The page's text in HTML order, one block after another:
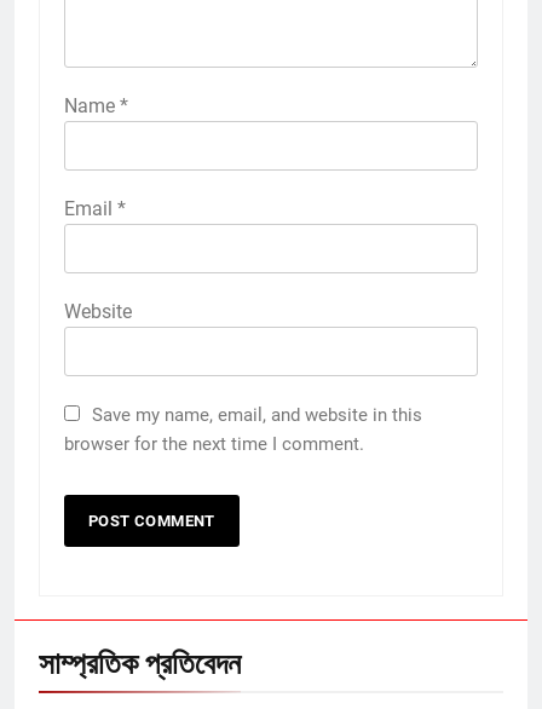
Name *
Email *
Website
Save my name, email, and website in this
browser for the next time I comment.
সাম্প্রতিক প্রতিবেদন